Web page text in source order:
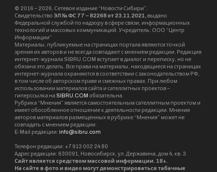
© 2016 – 2026, Сетевое издание “Новости Сибири”.
Свидетельство ЭЛ № ФС 77 – 82268 от 23.11.2021, выдано
Федеральной службой по надзору в сфере связи, информационных
технологий и массовых коммуникаций. Учредитель: ООО “Центр
Информации”
Материалы, публикуемые на страницах портала являются точкой
зрения их авторов и не всегда совпадают с мнением редакции. Редакция
интернет-журнала SIBRU.COM вступает в диалог и переписку, но не
обязана это делать. Все права на материалы, находящиеся на страницах
интернет-журнала охраняются в соответствии с законодательством РФ,
в том числе об авторском праве и смежных правах. При любом
использовании материалов сайта и сателлитных проектов –
гиперссылка на SIBRU.COM обязательна.
Рубрика “Мнения” является самостоятельным сателлитным проектом и
имеет обособленное отношение к деятельности редакции. Мнения
авторов материалов размещенных в рубрике “Мнения” может не
совпадать с мнением редакции.
E-Mail редакции: info@sibru.com
Телефон редакции: +7 913 002 24 80
Адрес редакции: 630091, Новосибирск, ул. Державина, дом 4, кв. 3
Сайт является средством массовой информации. 18+.
На сайте в фото и видео могут демонстрироваться табачные